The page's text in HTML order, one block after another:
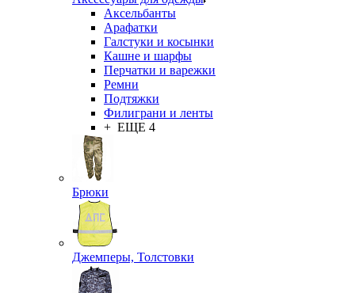
Аксельбанты
Арафатки
Галстуки и косынки
Кашне и шарфы
Перчатки и варежки
Ремни
Подтяжки
Филиграни и ленты
+ ЕЩЕ 4
Брюки
Джемперы, Толстовки